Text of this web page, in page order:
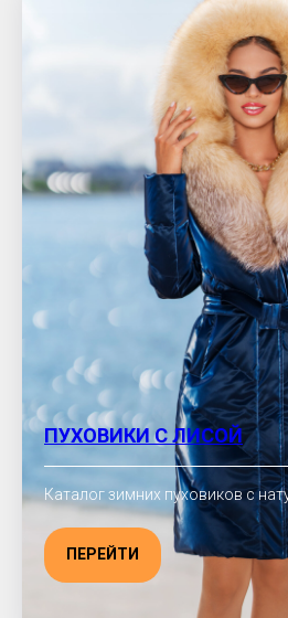
ПУХОВИКИ С ЛИСОЙ
Каталог зимних пуховиков с
ПЕРЕЙТИ